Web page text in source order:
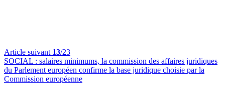
Article suivant 13/23
SOCIAL : salaires minimums, la commission des affaires juridiques
du Parlement européen confirme la base juridique choisie par la
Commission européenne